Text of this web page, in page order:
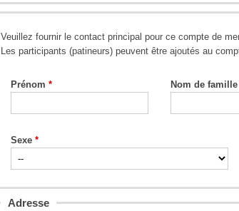
Veuillez fournir le contact principal pour ce compte de
Les participants (patineurs) peuvent être ajoutés au
Prénom Nom de famille
Sexe
Adresse